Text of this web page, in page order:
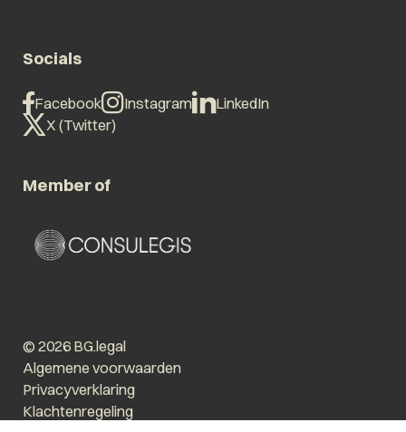
Socials
Facebook Instagram
LinkedIn
X (Twitter)
Member of
© 2026 BG.legal
Algemene voorwaarden
Privacyverklaring
Klachtenregeling